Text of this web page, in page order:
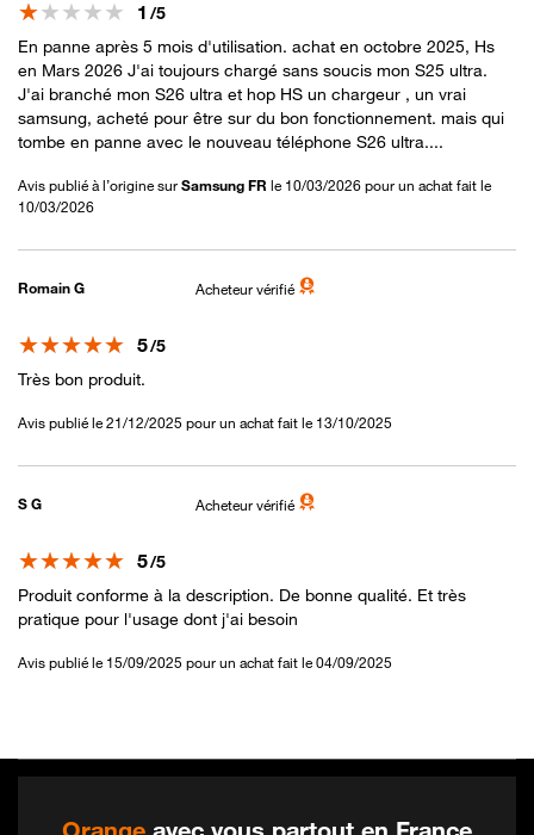
Note
1 /5
En panne après 5 mois d'utilisation. achat en octobre 2025, Hs
en Mars 2026 J'ai toujours chargé sans soucis mon S25 ultra.
J'ai branché mon S26 ultra et hop HS un chargeur , un vrai
samsung, acheté pour être sur du bon fonctionnement. mais qui
tombe en panne avec le nouveau téléphone S26 ultra....
Avis publié à l’origine sur Samsung FR le 10/03/2026 pour un achat fait le
10/03/2026
Romain G Acheteur vérifié
Note
5/5
Très bon produit.
Avis publié le 21/12/2025 pour un achat fait le 13/10/2025
S G Acheteur vérifié
Note
5/5
Produit conforme à la description. De bonne qualité. Et très
pratique pour l'usage dont j'ai besoin
Avis publié le 15/09/2025 pour un achat fait le 04/09/2025